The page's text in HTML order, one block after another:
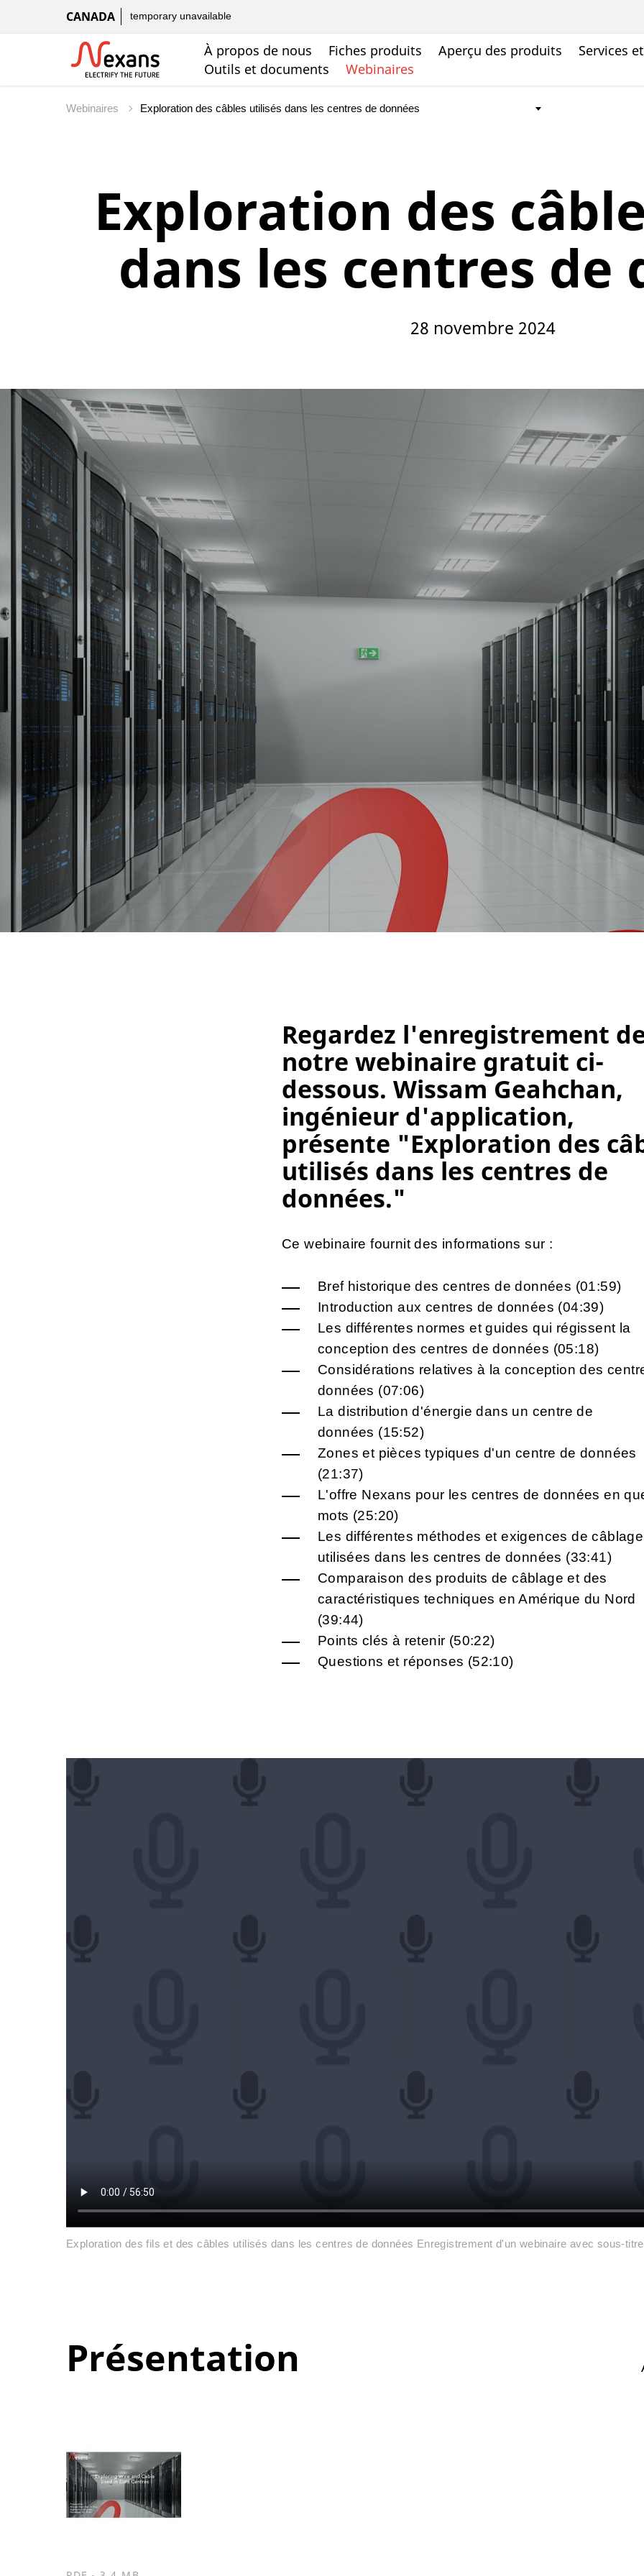
CANADA temporary unavailable
À propos de nous Fiches produits Aperçu des produits Services
Outils et documents
Webinaires
Webinaires
Exploration des
dans les centres de
28 novembre 2024
Regardez l'enregistrement
notre webinaire gratuit ci-
dessous. Wissam Geahchan,
ingénieur d'application,
présente "Exploration des
utilisés dans les centres de
données."
Ce webinaire fournit des informations sur :
Bref historique des centres de données (01:59)
Introduction aux centres de données (04:39)
Les différentes normes et guides qui régissent la
conception des centres de données (05:18)
Considérations relatives à la conception des
données (07:06)
La distribution d'énergie dans un centre de
données (15:52)
Zones et pièces typiques d'un centre de données
(21:37)
L'offre Nexans pour les centres de données en
mots (25:20)
Les différentes méthodes et exigences de câblage
utilisées dans les centres de données (33:41)
Comparaison des produits de câblage et des
caractéristiques techniques en Amérique du Nord
(39:44)
Points clés à retenir (50:22)
Questions et réponses (52:10)
Exploration des fils et des câbles utilisés dans les centres de données Enregistrement d'un webinaire avec sous-
Présentation